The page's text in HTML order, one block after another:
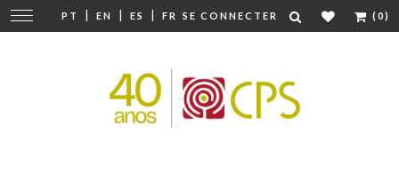
PT | EN | ES | FR SE CONNECTER (0)
Modifier
la